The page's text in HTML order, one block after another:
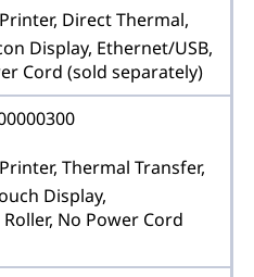
Direct Thermal,
Display, Ethernet/USB,
Cord (sold separately)
Thermal Transfer,
Display,
No Power Cord